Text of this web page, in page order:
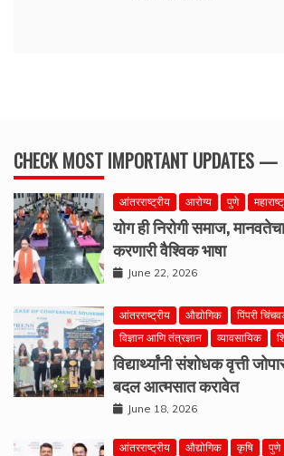
CHECK MOST IMPORTANT UPDATES —
आंतरराष्ट्रीय आरोग्य पुणे
योग ही निरोगी समाज,
करणारी वैश्विक भाषा
June 22, 2026
आंतरराष्ट्रीय औद्योगिक पिंपरी
विज्ञान आणि तंत्रज्ञान
व्यावसायिक
विद्यार्थ्यांनी संशोधक वृत्ती
बदल आत्मसात करावेत
June 18, 2026
आंतरराष्ट्रीय औद्योगिक कृषि पुणे